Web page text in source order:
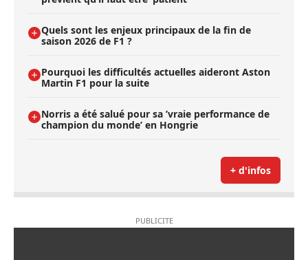
Quels sont les enjeux principaux de la fin de
saison 2026 de F1 ?
Pourquoi les difficultés actuelles aideront Aston
Martin F1 pour la suite
Norris a été salué pour sa ’vraie performance de
champion du monde’ en Hongrie
+ d'infos